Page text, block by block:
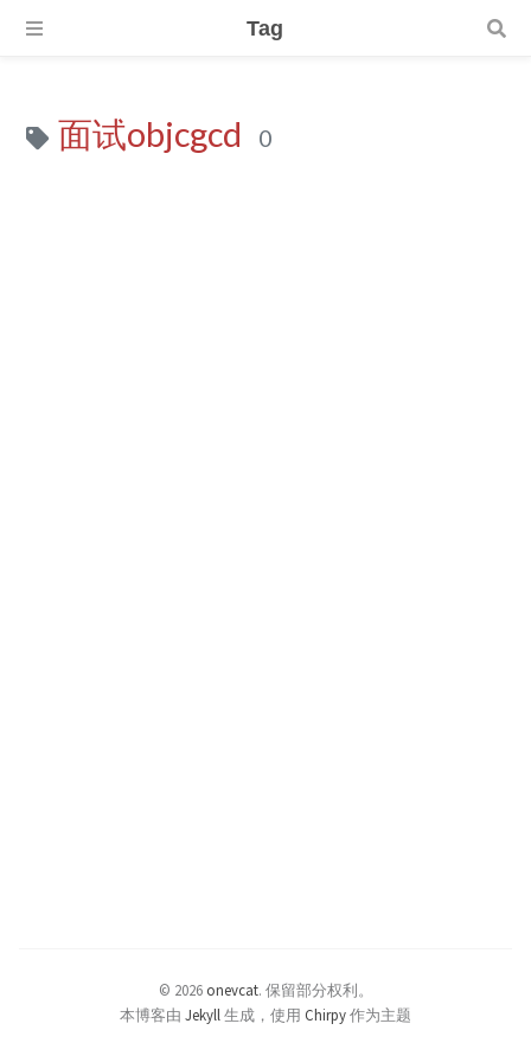
Tag
面试objcgcd 0
© 2026 onevcat. 保留部分权利。
本博客由 Jekyll 生成，使用 Chirpy作为主题